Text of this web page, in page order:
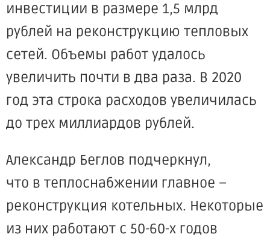
инвестиции в размере 1,5 млрд
рублей на реконструкцию тепловых
сетей. Объемы работ удалось
увеличить почти в два раза. В 2020
год эта строка расходов увеличилась
до трех миллиардов рублей.
Александр Беглов подчеркнул,
что в теплоснабжении главное –
реконструкция котельных. Некоторые
из них работают с 50-60-х годов